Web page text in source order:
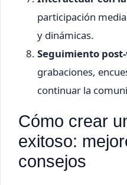
participación
y dinámicas.
Seguimiento
grabaciones,
continuar la
Cómo crear
exitoso:
consejos